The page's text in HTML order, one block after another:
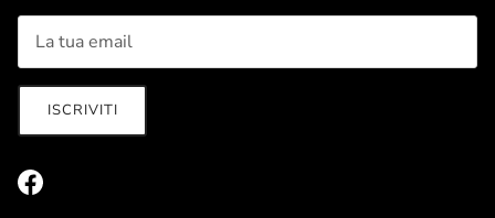
ISCRIVITI
Facebook